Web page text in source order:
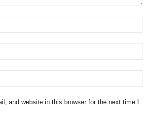
and website in this browser for the next time I